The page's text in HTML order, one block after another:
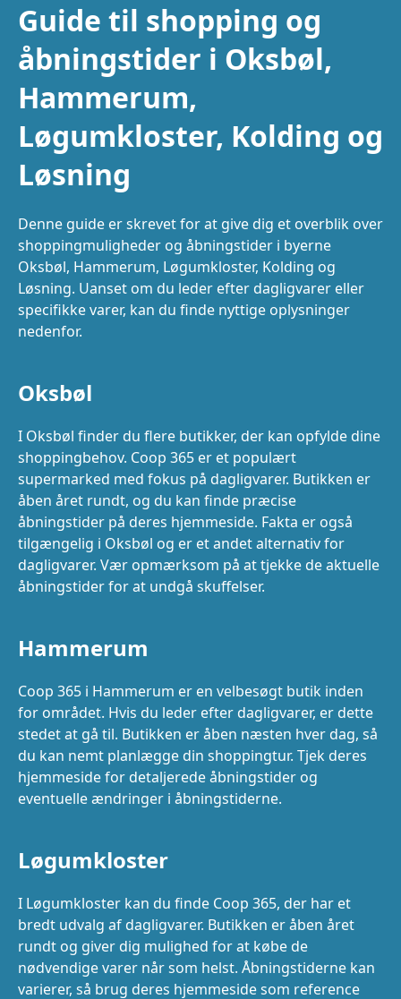
Guide til shopping og
åbningstider i Oksbøl,
Hammerum,
Løgumkloster, Kolding og
Løsning
Denne guide er skrevet for at give dig et overblik over
shoppingmuligheder og åbningstider i byerne
Oksbøl, Hammerum, Løgumkloster, Kolding og
Løsning. Uanset om du leder efter dagligvarer eller
specifikke varer, kan du finde nyttige oplysninger
nedenfor.
Oksbøl
I Oksbøl finder du flere butikker, der kan opfylde dine
shoppingbehov. Coop 365 er et populært
supermarked med fokus på dagligvarer. Butikken er
åben året rundt, og du kan finde præcise
åbningstider på deres hjemmeside. Fakta er også
tilgængelig i Oksbøl og er et andet alternativ for
dagligvarer. Vær opmærksom på at tjekke de aktuelle
åbningstider for at undgå skuffelser.
Hammerum
Coop 365 i Hammerum er en velbesøgt butik inden
for området. Hvis du leder efter dagligvarer, er dette
stedet at gå til. Butikken er åben næsten hver dag, så
du kan nemt planlægge din shoppingtur. Tjek deres
hjemmeside for detaljerede åbningstider og
eventuelle ændringer i åbningstiderne.
Løgumkloster
I Løgumkloster kan du finde Coop 365, der har et
bredt udvalg af dagligvarer. Butikken er åben året
rundt og giver dig mulighed for at købe de
nødvendige varer når som helst. Åbningstiderne kan
varierer, så brug deres hjemmeside som reference